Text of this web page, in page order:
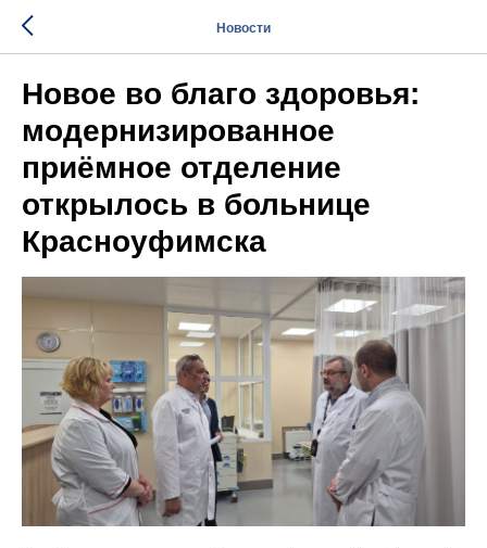
Новости
Новое во благо здоровья:
модернизированное
приёмное отделение
открылось в больнице
Красноуфимска